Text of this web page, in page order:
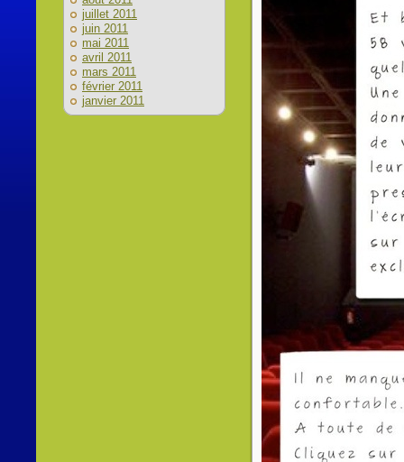
juillet 2011
juin 2011
mai 2011
avril 2011
mars 2011
février 2011
janvier 2011